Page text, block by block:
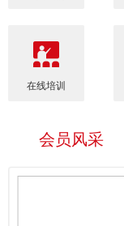
在线培训
会员风采